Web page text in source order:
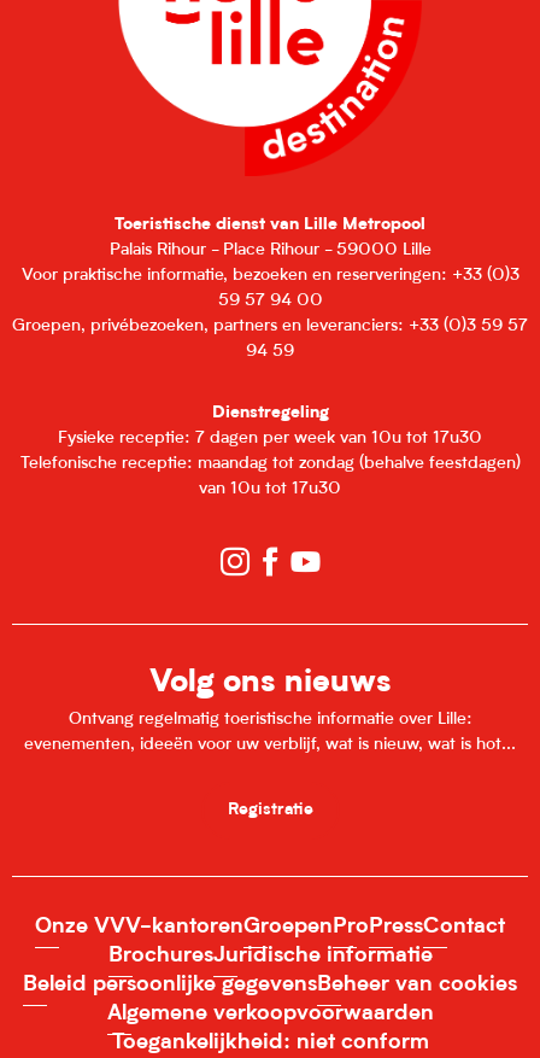
Toeristische dienst van Lille Metropool
Palais Rihour - Place Rihour - 59000 Lille
Voor praktische informatie, bezoeken en reserveringen: +33 (0)3
59 57 94 00
Groepen, privébezoeken, partners en leveranciers: +33 (0)3 59 57
94 59
Dienstregeling
Fysieke receptie: 7 dagen per week van 10u tot 17u30
Telefonische receptie: maandag tot zondag (behalve feestdagen)
van 10u tot 17u30
Volg ons nieuws
Ontvang regelmatig toeristische informatie over Lille:
evenementen, ideeën voor uw verblijf, wat is nieuw, wat is hot...
Registratie
Onze VVV-kantorenGroepen Pro PressContact
BrochuresJuridische informatie
Beleid persoonlijke gegevensBeheer van cookies
Algemene verkoopvoorwaarden
Toegankelijkheid: niet conform